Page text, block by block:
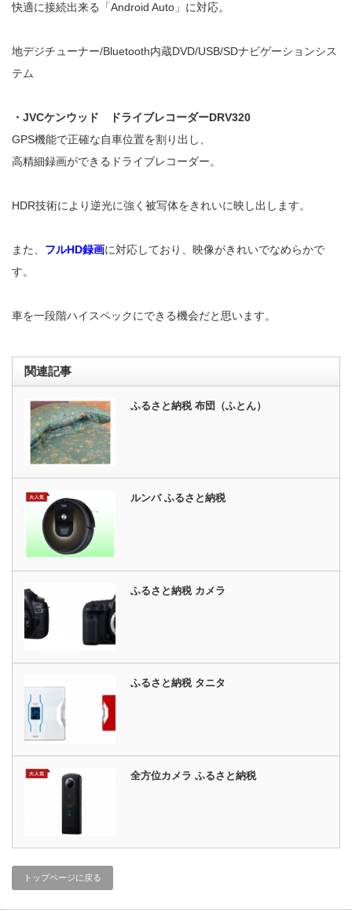
快適に接続出来る「Android Auto」に対応。
地デジチューナー/Bluetooth内蔵DVD/USB/SDナビゲーションシス
テム
・JVCケンウッド ドライブレコーダーDRV320
GPS機能で正確な自車位置を割り出し、
高精細録画ができるドライブレコーダー。
HDR技術により逆光に強く被写体をきれいに映し出します。
また、 フルHD録画に対応しており、映像がきれいでなめらかで
す。
車を一段階ハイスペックにできる機会だと思います。
関連記事
ふるさと納税 布団（ふとん）
ルンバ ふるさと納税
ふるさと納税 カメラ
ふるさと納税 タニタ
全方位カメラ ふるさと納税
トップページに戻る